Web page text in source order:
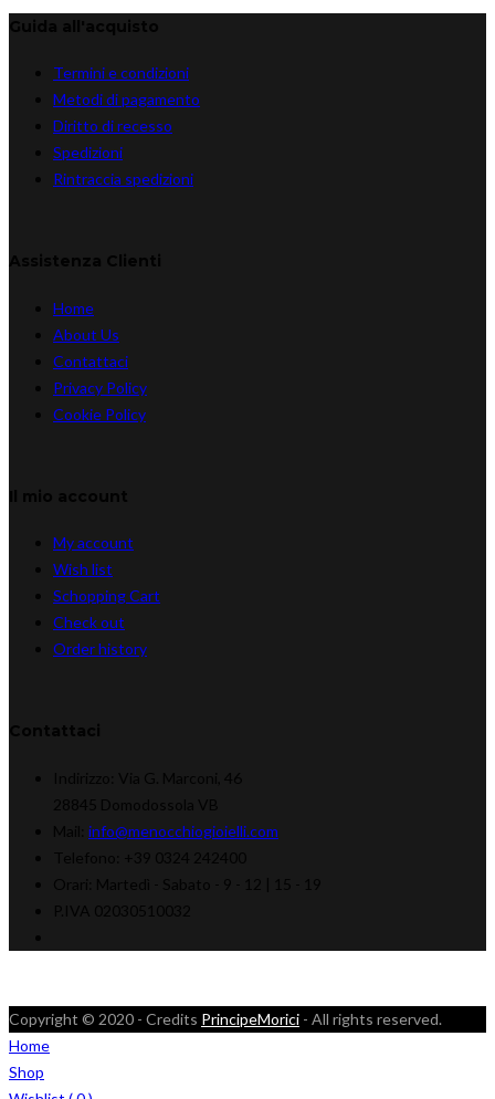
Termini e condizioni
Metodi di pagamento
Diritto di recesso
Spedizioni
Rintraccia spedizioni
Home
About Us
Contattaci
Privacy Policy
Cookie Policy
My account
Wish list
Schopping Cart
Check out
Order history
info@menocchiogioielli.com
Copyright © 2020 - Credits PrincipeMorici - All rights reserved.
Home
Shop